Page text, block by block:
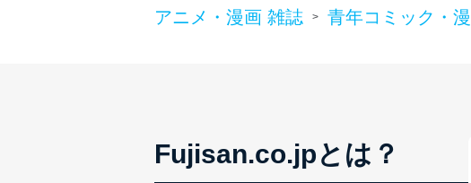
苦情及び相談受付け窓口
FAX：03-5459-7073
cs@fujisan.co.jp
アニメ・漫画 雑誌 > 青年コミック・
Fujisan.co.jpとは？